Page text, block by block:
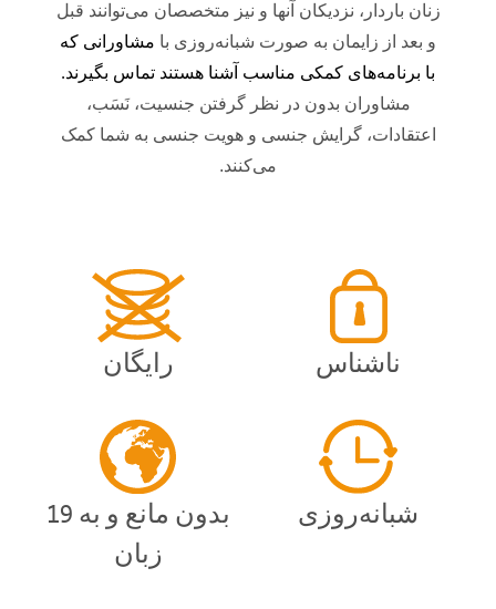
زنان باردار، نزدیکان آنها و نیز متخصصان می‌توانند قبل
و بعد از زایمان به صورت شبانه‌روزی با مشاورانی که
با برنامه‌های کمکی مناسب آشنا هستند تماس بگیرند.
مشاوران بدون در نظر گرفتن جنسیت، نَسَب،
اعتقادات، گرایش جنسی و هویت جنسی به شما کمک
می‌کنند.
ناشناس رایگان
شبانه‌روزی
بدون مانع و به 19
زبان